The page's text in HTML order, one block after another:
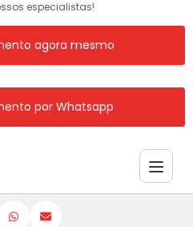
especialistas!
agora mesmo
por Whatsapp